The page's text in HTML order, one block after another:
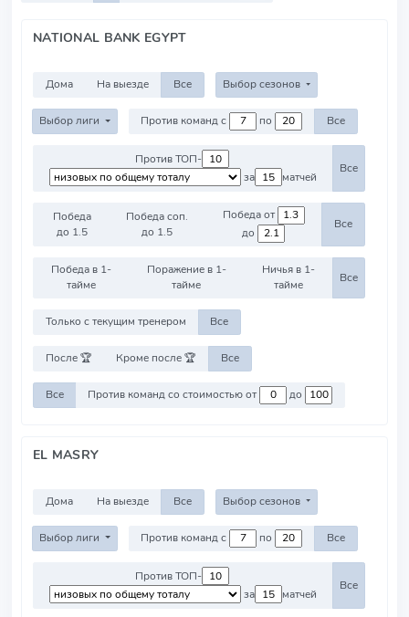
NATIONAL BANK EGYPT
Дома На выезде Все Выбор сезонов
Выбор лиги Против команд с по Все
Против ТОП-
за
матчей
Все
Победа
до 1.5
Победа соп.
до 1.5
Победа от
до
Все
Победа в 1-
тайме
Поражение в 1-
тайме
Ничья в 1-
тайме
Все
Только с текущим тренером Все
После 🏆 Кроме после 🏆 Все
Все Против команд со стоимостью от до
EL MASRY
Дома На выезде Все Выбор сезонов
Выбор лиги Против команд с по Все
Против ТОП-
за
матчей
Все